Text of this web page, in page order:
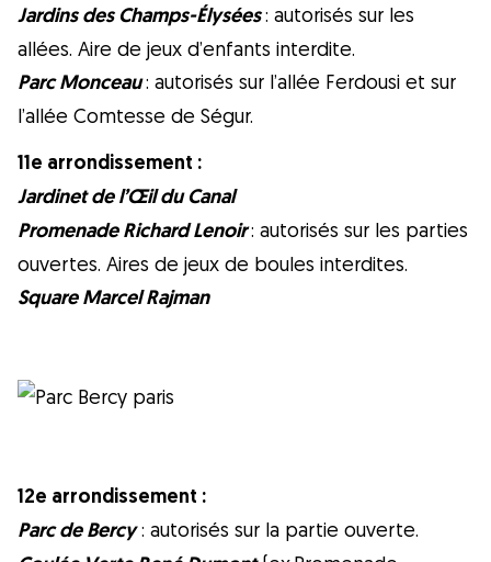
Jardins des Champs-Élysées: autorisés sur les
allées. Aire de jeux d’enfants interdite.
Parc Monceau: autorisés sur l’allée Ferdousi et sur
l’allée Comtesse de Ségur.
11e arrondissement :
Jardinet de l’Œil du Canal
Promenade Richard Lenoir: autorisés sur les parties
ouvertes. Aires de jeux de boules interdites.
Square Marcel Rajman
12e arrondissement :
Parc de Bercy: autorisés sur la partie ouverte.